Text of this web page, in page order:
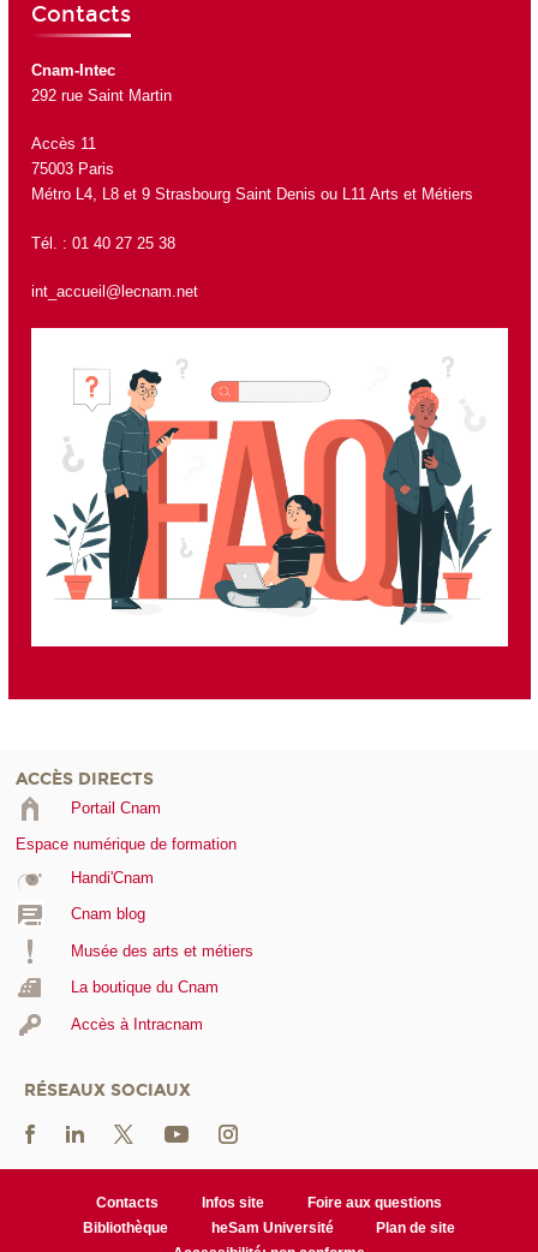
Contacts
Cnam-Intec
292 rue Saint Martin
Accès 11
75003 Paris
Métro L4, L8 et 9 Strasbourg Saint Denis ou L11 Arts et Métiers
Tél. : 01 40 27 25 38
int_accueil@lecnam.net
ACCÈS DIRECTS
Portail Cnam
Espace numérique de formation
Handi'Cnam
Cnam blog
Musée des arts et métiers
La boutique du Cnam
Accès à Intracnam
RÉSEAUX SOCIAUX
Contacts Infos site
Foire aux questions
Bibliothèque
heSam Université
Plan de site